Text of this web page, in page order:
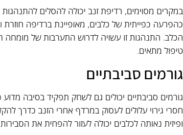
במקרים מסוימים, רדיפת זנב יכולה להסלים
כהפרעה כפייתית של כלבים, מאופיינת ברדיפה
הכלב. התנהגות זו עשויה לדרוש התערבות של מומחה
טיפול מתאים.
גורמים סביבתיים
גורמים סביבתיים יכולים גם לשחק תפקיד בסיבה
חסרי גירוי עלולים לעסוק במרדף אחרי הזנב כדרך
ופיזית נאותה לכלבים יכולה לעזור להפחית את